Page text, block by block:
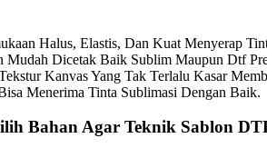
Halus, Elastis, Dan Kuat Menyerap
Dicetak Baik Sublim Maupun Dtf
Kanvas Yang Tak Terlalu Kasar
Menerima Tinta Sublimasi Dengan Baik.
Bahan Agar Teknik Sablon